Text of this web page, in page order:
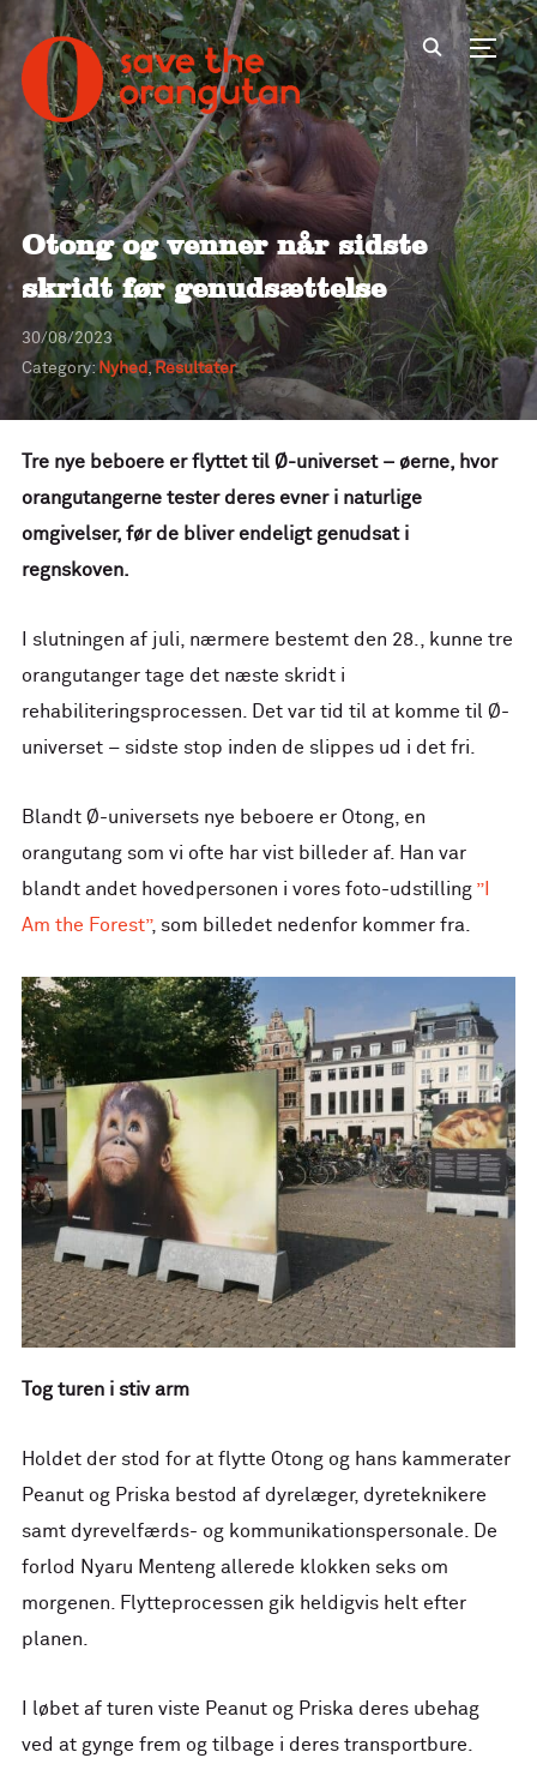
Otong og venner når sidste
skridt før genudsættelse
30/08/2023
Category:Nyhed ,Resultater
Tre nye beboere er flyttet til Ø-universet – øerne, hvor
orangutangerne tester deres evner i naturlige
omgivelser, før de bliver endeligt genudsat i
regnskoven.
I slutningen af ​​juli, nærmere bestemt den 28., kunne tre
orangutanger tage det næste skridt i
rehabiliteringsprocessen. Det var tid til at komme til Ø-
universet – sidste stop inden de slippes ud i det fri.
Blandt Ø-universets nye beboere er Otong, en
orangutang som vi ofte har vist billeder af. Han var
blandt andet hovedpersonen i vores foto-udstilling ”I
Am the Forest”, som billedet nedenfor kommer fra.
Tog turen i stiv arm
Holdet der stod for at flytte Otong og hans kammerater
Peanut og Priska bestod af dyrelæger, dyreteknikere
samt dyrevelfærds- og kommunikationspersonale. De
forlod Nyaru Menteng allerede klokken seks om
morgenen. Flytteprocessen gik heldigvis helt efter
planen.
I løbet af turen viste Peanut og Priska deres ubehag
ved at gynge frem og tilbage i deres transportbure.